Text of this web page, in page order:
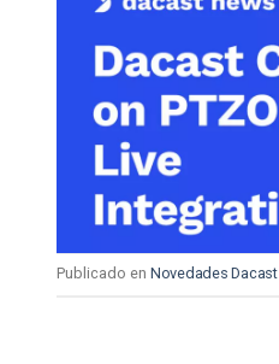
Publicado en Novedades Dacast